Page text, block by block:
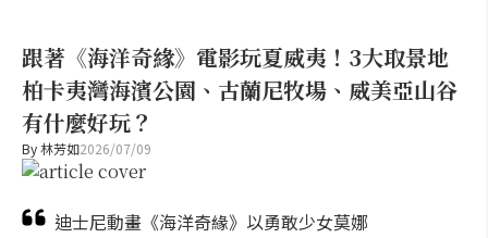
跟著《海洋奇緣》電影玩夏威夷！3大取景地
柏卡夷灣海濱公園、古蘭尼牧場、威美亞山谷
有什麼好玩？
By林芳如2026/07/09
迪士尼動畫《海洋奇緣》以勇敢少女莫娜